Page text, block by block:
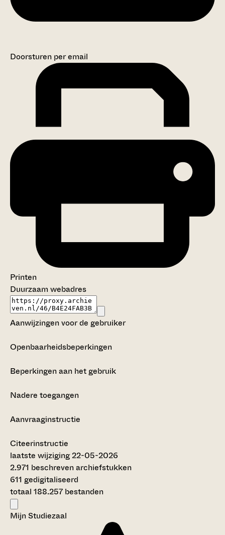
Doorsturen per email
Printen
Duurzaam webadres
Aanwijzingen voor de gebruiker
Openbaarheidsbeperkingen
Beperkingen aan het gebruik
Nadere toegangen
Aanvraaginstructie
Citeerinstructie
laatste wijziging 22-05-2026
2.971 beschreven archiefstukken
611 gedigitaliseerd
totaal 188.257 bestanden
Mijn Studiezaal